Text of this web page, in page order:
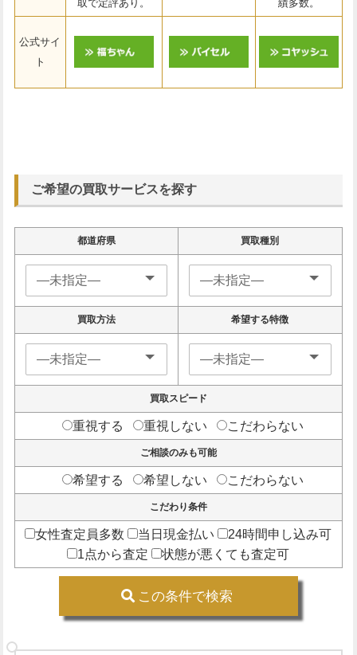
取で定評あり。 績多数。
公式サイ
ト
ご希望の買取サービスを探す
都道府県 買取種別
買取方法 希望する特徴
買取スピード
重視する 重視しない こだわらない
ご相談のみも可能
希望する 希望しない こだわらない
こだわり条件
女性査定員多数 当日現金払い
24時間申し込み可
1点から査定
状態が悪くても査定可
この条件で検索